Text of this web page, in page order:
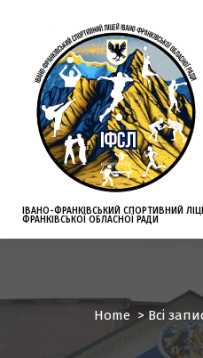
t
ІВАНО-ФРАНКІВСЬКИЙ СПОРТИВНИЙ
ФРАНКІВСЬКОЇ ОБЛАСНОЇ РАДИ
Home > Всі